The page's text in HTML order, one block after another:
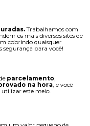
Trabalhamos com
os mais diversos sites de
cobrindo quaisquer
segurança para você!
parcelamento
na hora , e você
utilizar este meio.